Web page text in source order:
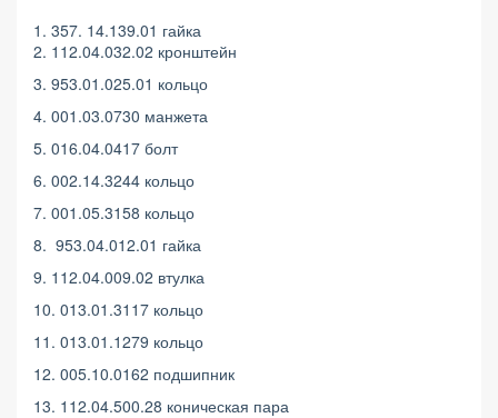
1. 357. 14.139.01 гайка
2. 112.04.032.02 кронштейн
3. 953.01.025.01 кольцо
4. 001.03.0730 манжета
5. 016.04.0417 болт
6. 002.14.3244 кольцо
7. 001.05.3158 кольцо
8. 953.04.012.01 гайка
9. 112.04.009.02 втулка
10. 013.01.3117 кольцо
11. 013.01.1279 кольцо
12. 005.10.0162 подшипник
13. 112.04.500.28 коническая пара